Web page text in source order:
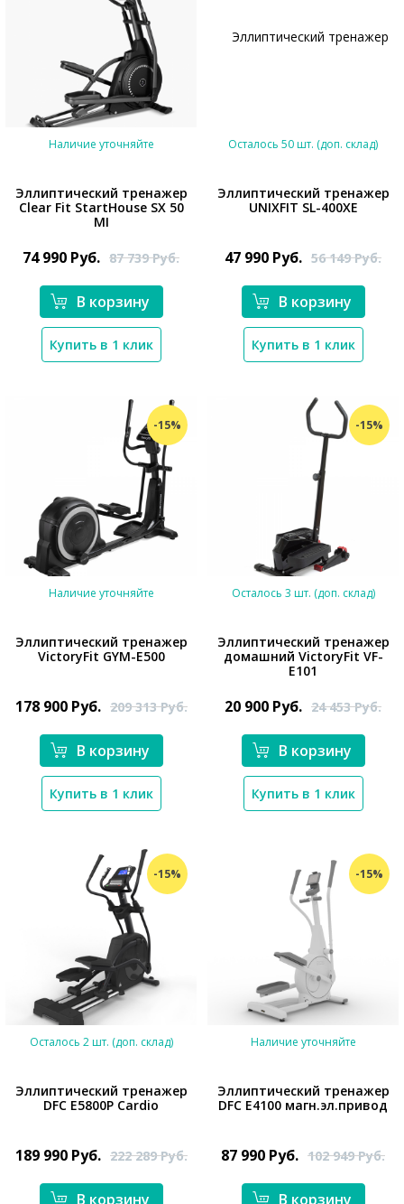
*}
Наличие уточняйте
Эллиптический тренажер
Clear Fit StartHouse SX 50
MI
74 990 Руб. 87 739Руб.
В корзину
Купить в 1 клик
Осталось 50 шт. (доп. склад)
Эллиптический тренажер
UNIXFIT SL-400XE
47 990 Руб. 56 149Руб.
В корзину
Купить в 1 клик
-15%
Наличие уточняйте
Эллиптический тренажер
VictoryFit GYM-E500
178 900 Руб. 209 313Руб.
В корзину
Купить в 1 клик
-15%
*}
Осталось 3 шт. (доп. склад)
Эллиптический тренажер
домашний VictoryFit VF-
E101
20 900 Руб. 24 453Руб.
В корзину
Купить в 1 клик
-15%
Осталось 2 шт. (доп. склад)
Эллиптический тренажер
DFC E5800P Cardio
189 990 Руб. 222 289Руб.
В корзину
-15%
Наличие уточняйте
Эллиптический тренажер
DFC E4100 магн.эл.привод
87 990 Руб. 102 949Руб.
В корзину